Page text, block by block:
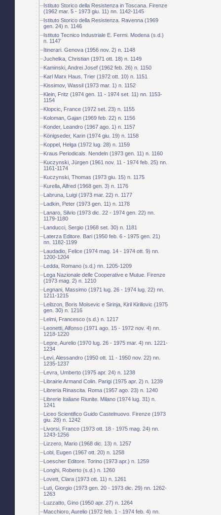
Istituto Storico della Resistenza in Toscana. Firenze
(1962 mar. 5 - 1973 giu. 11) nn. 1142-1145
Istituto Storico della Resistenza. Ravenna (1969
gen. 24) n. 1146
Istituto Tecnico Industriale E. Fermi. Modena (s.d.)
n. 1147
Itinerari. Genova (1956 nov. 2) n. 1148
Juchelka, Christian (1971 ott. 18) n. 1149
Kaminski, Andrei Josef (1962 feb. 26) n. 1150
Karl Marx Haus. Trier (1972 ott. 10) n. 1151
Kissimov, Wassil (1973 mar. 1) n. 1152
Klein, Fritz (1974 gen. 11 - 1974 set. 11) nn. 1153-
1154
Klopcic, France (1972 set. 23) n. 1155
Koloman, Gajan (1969 feb. 22) n. 1156
Konder, Leandro (1967 ago. 1) n. 1157
Königseder, Karin (1974 giu. 19) n. 1158
Koppel, Helga (1972 lug. 28) n. 1159
Kraus Periodicals. Nendeln (1973 gen. 11) n. 1160
Kuczynski, Jürgen (1961 nov. 11 - 1974 feb. 25) nn.
1161-1174
Kuczynski, Thomas (1973 giu. 15) n. 1175
Kurella, Alfred (1968 gen. 3) n. 1176
Labruna, Luigi (1973 mar. 22) n. 1177
Ladkin, Peter (1973 gen. 11) n. 1178
Lanaro, Silvio (1973 dic. 22 - 1974 gen. 22) nn.
1179-1180
Landucci, Sergio (1968 set. 30) n. 1181
Laterza Editore. Bari (1950 feb. 6 - 1975 gen. 21)
nn. 1182-1199
Laudadio, Felice (1974 mag. 14 - 1974 ott. 9) nn.
1200-1204
Ledda, Romano (s.d.) nn. 1205-1209
Lega Nazionale delle Cooperative e Mutue. Firenze
(1973 mag. 2) n. 1210
Legnani, Massimo (1971 lug. 26 - 1974 lug. 22) nn.
1211-1215
Leibzon, Boris Moisevic e Sirinja, Kiril Kirillovic (1975
gen. 30) n. 1216
Lelmi, Francesco (s.d.) n. 1217
Leonetti, Alfonso (1971 ago. 15 - 1972 nov. 4) nn.
1218-1220
Lepre, Aurelio (1970 lug. 26 - 1975 mar. 4) nn. 1221-
1234
Levi, Alessandro (1950 ott. 11 - 1950 nov. 22) nn.
1235-1237
Levra, Umberto (1975 apr. 24) n. 1238
Librairie Armand Colin. Parigi (1975 apr. 2) n. 1239
Libreria Rinascita. Roma (1957 ago. 23) n. 1240
Librerie Italiane Riunite. Milano (1974 lug. 31) n.
1241
Liceo Scientifico Guido Castelnuovo. Firenze (1973
giu. 28) n. 1242
Livorsi, Franco (1973 ott. 18 - 1975 mag. 24) nn.
1243-1256
Lizzero, Mario (1968 dic. 13) n. 1257
Lobl, Eugen (1967 ott. 20) n. 1258
Loescher Editore. Torino (1973 apr.) n. 1259
Longhi, Roberto (s.d.) n. 1260
Lovett, Clara (1973 ott. 11) n. 1261
Luti, Giorgio (1973 gen. 20 - 1973 dic. 29) nn. 1262-
1263
Luzzatto, Gino (1950 apr. 27) n. 1264
Macchioro, Aurelio (1972 feb. 1 - 1974 feb. 4) nn.